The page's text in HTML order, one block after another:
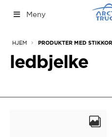
til
til
Meny
HJEM PRODUKTER MED
ledbjelke